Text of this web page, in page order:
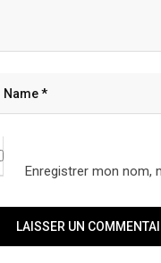
Enregistrer mon nom,